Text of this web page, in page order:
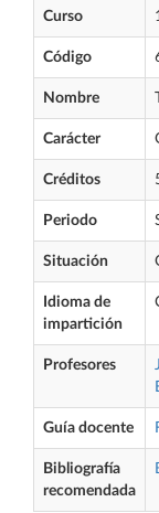
Curso
Código
Nombre
Carácter
Créditos
Periodo
Situación
Idioma de
impartición
Profesores
Guía docente
Bibliografía
recomendada